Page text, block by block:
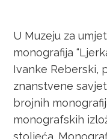
U Muzeju za
monografija
Ivanke Reberski,
znanstvene
brojnih
monografskih
stoljeća.